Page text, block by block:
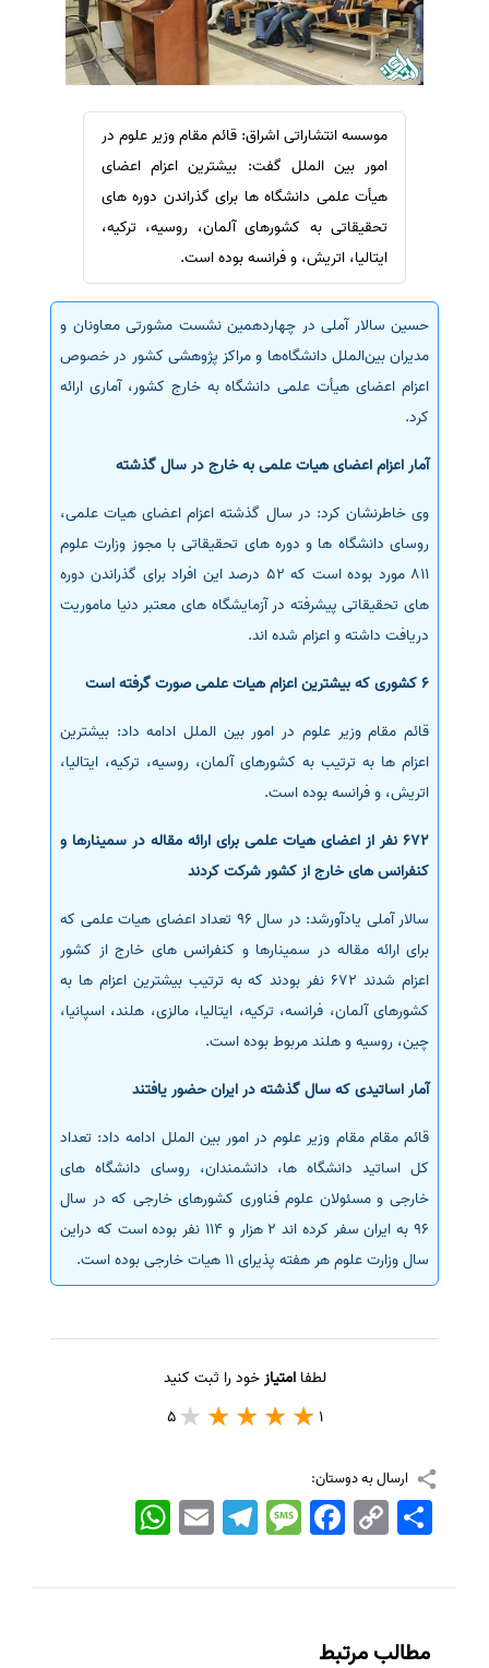
ترجمه عربی به فارسی
مشاهده همه زبان ها
سفارش ویرایش
سفارش پارافریز
سفارش فرمت‌بندی
سفارش کاهش کمیت
سفارش معرفی مجله
سفارش معرفی مقاله
سفارش معرفی کتاب
سفارش چکیده مبسوط
سفارش ترجمه مولتی‌مدیا
سفارش گویندگی
سفارش تولید محتوا
سفارش ترجمه همزمان
سفارش چکیده گرافیکی
سفارش انگیزه‌نامه‌SOP
موسسه انتشاراتی اشراق: قائم مقام وزیر علوم در
امور بین الملل گفت: بیشترین اعزام اعضای
هیأت علمی دانشگاه ها برای گذراندن دوره های
تحقیقاتی به کشورهای آلمان، روسیه، ترکیه،
ایتالیا، اتریش، و فرانسه بوده است.
حسین سالار آملی در چهاردهمین نشست مشورتی معاونان و
مدیران بین‌الملل دانشگاه‌ها و مراکز پژوهشی کشور در خصوص
اعزام اعضای هیأت علمی دانشگاه به خارج کشور، آماری ارائه
کرد.
آمار اعزام اعضای هیات علمی به خارج در سال گذشته
وی خاطرنشان کرد: در سال گذشته اعزام اعضای هیات علمی،
روسای دانشگاه ها و دوره های تحقیقاتی با مجوز وزارت علوم
811 مورد بوده است که 52 درصد این افراد برای گذراندن دوره
های تحقیقاتی پیشرفته در آزمایشگاه های معتبر دنیا ماموریت
دریافت داشته و اعزام شده اند.
6 کشوری که بیشترین اعزام هیات علمی صورت گرفته است
قائم مقام وزیر علوم در امور بین الملل ادامه داد: بیشترین
اعزام ها به ترتیب به کشورهای آلمان، روسیه، ترکیه، ایتالیا،
اتریش، و فرانسه بوده است.
672 نفر از اعضای هیات علمی برای ارائه مقاله در سمینارها و
کنفرانس های خارج از کشور شرکت کردند
سالار آملی یادآورشد: در سال 96 تعداد اعضای هیات علمی که
برای ارائه مقاله در سمینارها و کنفرانس های خارج از کشور
اعزام شدند 672 نفر بودند که به ترتیب بیشترین اعزام ها به
کشورهای آلمان، فرانسه، ترکیه، ایتالیا، مالزی، هلند، اسپانیا،
چین، روسیه و هلند مربوط بوده است.
آمار اساتیدی که سال گذشته در ایران حضور یافتند
قائم مقام مقام وزیر علوم در امور بین الملل ادامه داد: تعداد
کل اساتید دانشگاه ها، دانشمندان، روسای دانشگاه های
خارجی و مسئولان علوم فناوری کشورهای خارجی که در سال
96 به ایران سفر کرده اند 2 هزار و 114 نفر بوده است که دراین
سال وزارت علوم هر هفته پذیرای 11 هیات خارجی بوده است.
لطفاامتیاز خود را ثبت کنید
1
5
ارسال به دوستان:
WhatsApp EmailTelegramMessageFacebook Copy
Link
اشتراک
مطالب مرتبط